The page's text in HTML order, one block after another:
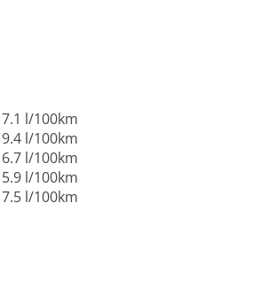
7.1 l/100km
9.4 l/100km
6.7 l/100km
5.9 l/100km
7.5 l/100km